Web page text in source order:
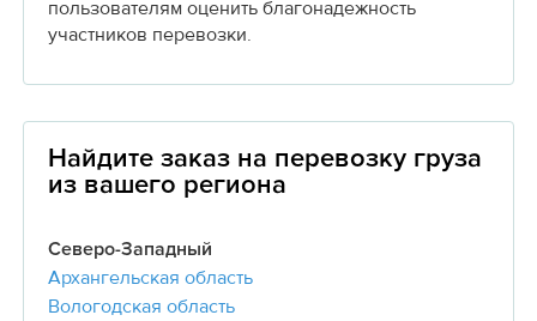
пользователям оценить благонадежность
участников перевозки.
Найдите заказ на перевозку груза
из вашего региона
Северо-Западный
Архангельская область
Вологодская область